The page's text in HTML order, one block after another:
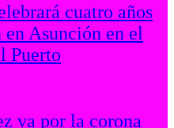
cuatro años
Asunción en el
Puerto
va por la corona